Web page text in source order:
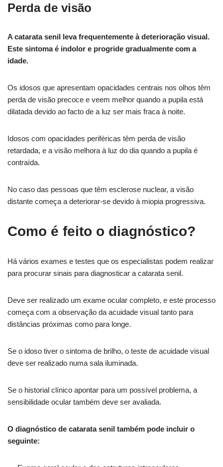
Perda de visão
A catarata senil leva frequentemente à deterioração visual.
Este sintoma é indolor e progride gradualmente com a
idade.
Os idosos que apresentam opacidades centrais nos olhos têm
perda de visão precoce e veem melhor quando a pupila está
dilatada devido ao facto de a luz ser mais fraca à noite.
Idosos com opacidades periféricas têm perda de visão
retardada, e a visão melhora à luz do dia quando a pupila é
contraída.
No caso das pessoas que têm esclerose nuclear, a visão
distante começa a deteriorar-se devido à miopia progressiva.
Como é feito o diagnóstico?
Há vários exames e testes que os especialistas podem realizar
para procurar sinais para diagnosticar a catarata senil.
Deve ser realizado um exame ocular completo, e este processo
começa com a observação da acuidade visual tanto para
distâncias próximas como para longe.
Se o idoso tiver o sintoma de brilho, o teste de acuidade visual
deve ser realizado numa sala iluminada.
Se o historial clínico apontar para um possível problema, a
sensibilidade ocular também deve ser avaliada.
O diagnóstico de catarata senil também pode incluir o
seguinte: